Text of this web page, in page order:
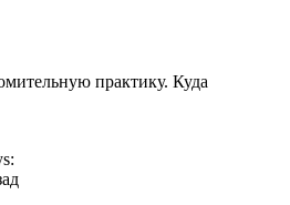
практику. Куда